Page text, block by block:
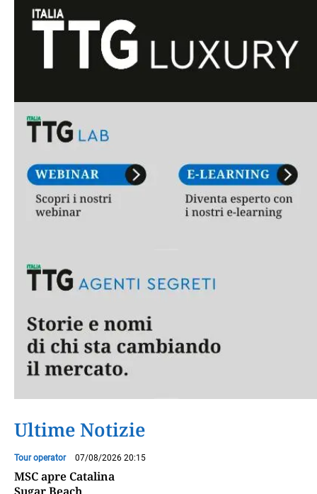
Ultime Notizie
Tour operator 07/08/2026 20:15
MSC apre Catalina
Sugar Beach